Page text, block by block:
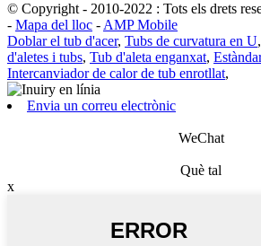
© Copyright - 2010-2022 : Tots els drets
- Mapa del lloc - AMP Mobile
Doblar el tub d'acer, Tubs de curvatura en U,
d'aletes i tubs, Tub d'aleta enganxat,
Intercanviador de calor de tub enrotllat,
Envia un correu electrònic
WeChat
Què tal
x